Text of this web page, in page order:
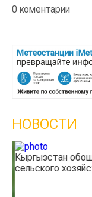
0 коментарии
НОВОСТИ
Кыргызстан
сельского